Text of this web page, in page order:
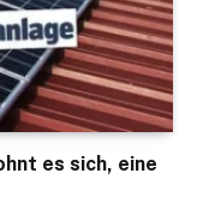
es sich, eine